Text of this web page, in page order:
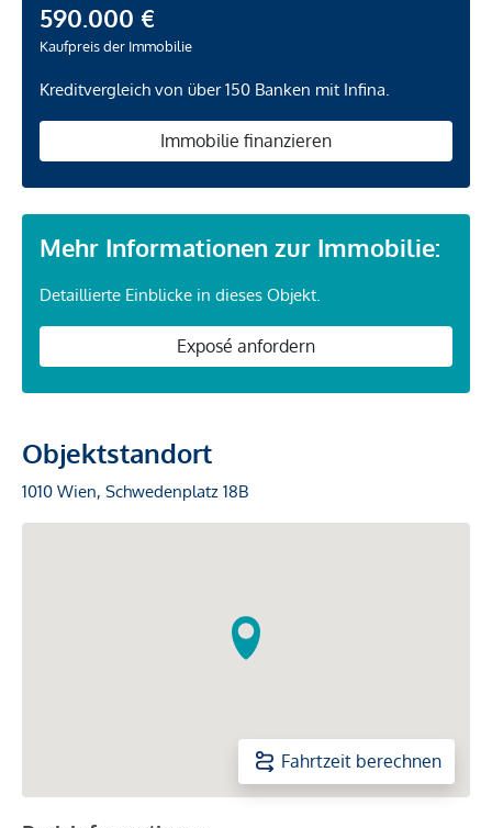
590.000 €
Kaufpreis der Immobilie
Kreditvergleich von über 150 Banken mit Infina.
Immobilie finanzieren
Mehr Informationen zur Immobilie:
Detaillierte Einblicke in dieses Objekt.
Exposé anfordern
Objektstandort
1010 Wien, Schwedenplatz 18B
Fahrtzeit berechnen